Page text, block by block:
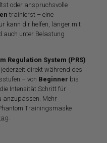
oder anspruchsvolle
trainierst – eine
kann dir helfen, länger mit
auch unter Belastung
Regulation System (PRS)
direkt während des
– von Beginner bis
Intensität Schritt für
anzupassen. Mehr
Trainingsmaske
.